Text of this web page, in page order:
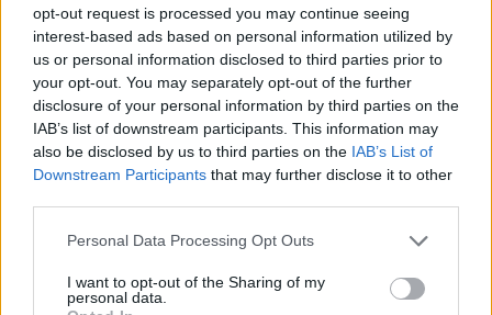
opt-out request is processed you may continue seeing
interest-based ads based on personal information utilized by
us or personal information disclosed to third parties prior to
your opt-out. You may separately opt-out of the further
disclosure of your personal information by third parties on the
IAB’s list of downstream participants. This information may
also be disclosed by us to third parties on the IAB’s List of
Downstream Participants that may further disclose it to other
Please note that this website/app uses one or more Google
not limited to your visit or usage behaviour. You may click to
grant or deny consent to Google and its third-party tags to
Personal Data Processing Opt Outs
I want to opt-out of the Sharing of my
personal data.
Lifestyle Videos